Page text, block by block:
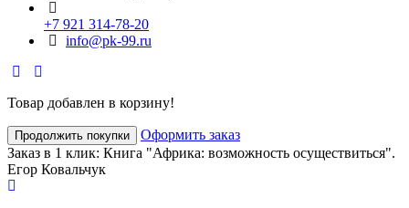
+7 921 314-78-20
info@pk-99.ru
Товар добавлен в корзину!
Продолжить покупки
Оформить заказ
Заказ в 1 клик: Книга "Африка: возможность осуществиться".
Егор Ковальчук